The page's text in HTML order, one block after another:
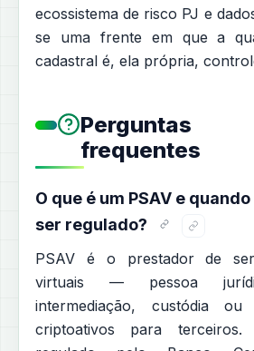
ecossistema de risco PJ e
se uma frente em que a
cadastral é, ela própria,
Perguntas
frequentes
O que é um PSAV e
ser regulado?
PSAV é o prestador de
virtuais — pessoa
intermediação, custódia
criptoativos para